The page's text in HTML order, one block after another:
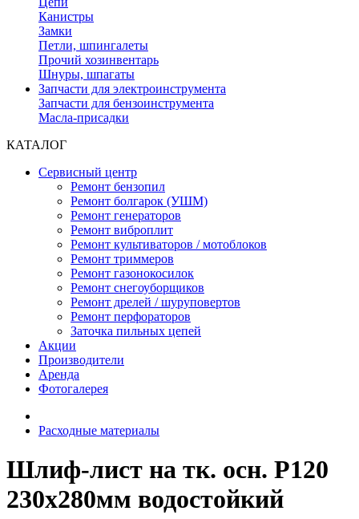
Канистры
Замки
Петли, шпингалеты
Прочий хозинвентарь
Шнуры, шпагаты
Запчасти для электроинструмента
Запчасти для бензоинструмента
Масла-присадки
КАТАЛОГ
Сервисный центр
Ремонт бензопил
Ремонт болгарок (УШМ)
Ремонт генераторов
Ремонт виброплит
Ремонт культиваторов / мотоблоков
Ремонт триммеров
Ремонт газонокосилок
Ремонт снегоуборщиков
Ремонт дрелей / шуруповертов
Ремонт перфораторов
Заточка пильных цепей
Акции
Производители
Аренда
Фотогалерея
Расходные материалы
Шлиф-лист на тк. осн. Р120
230х280мм водостойкий